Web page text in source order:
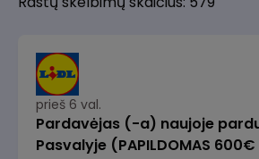
prieš 6 val.
Pardavėjas (-a) naujoje
Pasvalyje (PAPILDOMAS 600€